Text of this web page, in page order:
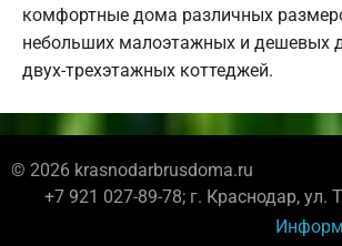
комфортные дома различных
небольших малоэтажных и дешевых
двух-трехэтажных коттеджей.
© 2026 krasnodarbrusdoma.ru
+7 921 027-89-78; г. Краснодар, ул.